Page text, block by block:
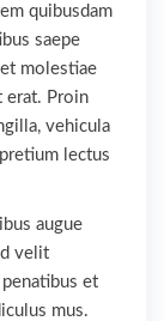
quibusdam
saepe
molestiae
erat. Proin
vehicula
lectus
augue
velit
et
mus.